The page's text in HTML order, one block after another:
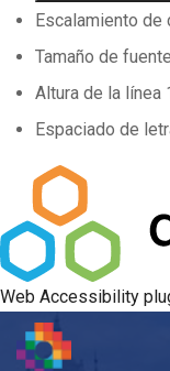
Escalamiento de
Tamaño de fuente
Altura de la línea
Espaciado de
Web Accessibility